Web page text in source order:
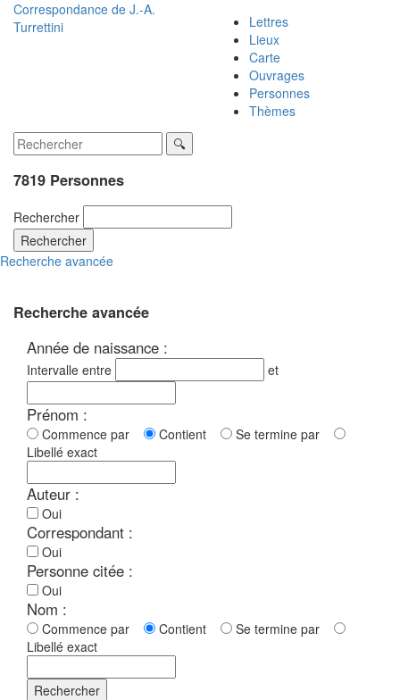
Correspondance de J.-A.
Turrettini
Lettres
Lieux
Carte
Ouvrages
Personnes
Thèmes
7819 Personnes
Rechercher
Rechercher
Recherche avancée
Recherche avancée
Année de naissance :
Intervalle entre et
Prénom :
Commence par Contient
Se termine par
Libellé exact
Auteur :
Oui
Correspondant :
Oui
Personne citée :
Oui
Nom :
Commence par Contient
Se termine par
Libellé exact
Rechercher